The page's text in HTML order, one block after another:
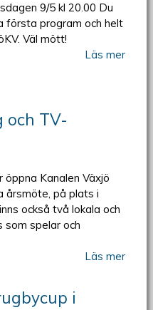
9/5 kl 20.00 Du
första program och helt
Väl mött!
Läs mer
och TV-
öppna Kanalen Växjö
årsmöte, på plats i
också två lokala och
spelar och
Läs mer
i